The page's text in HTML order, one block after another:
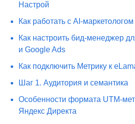
Настрой
Как работать с AI-маркетологом
Как настроить бид-менеджер
и Google Ads
Как подключить Метрику к
Шаг 1. Аудитория и семантика
Особенности формата UTM-
Яндекс Директа